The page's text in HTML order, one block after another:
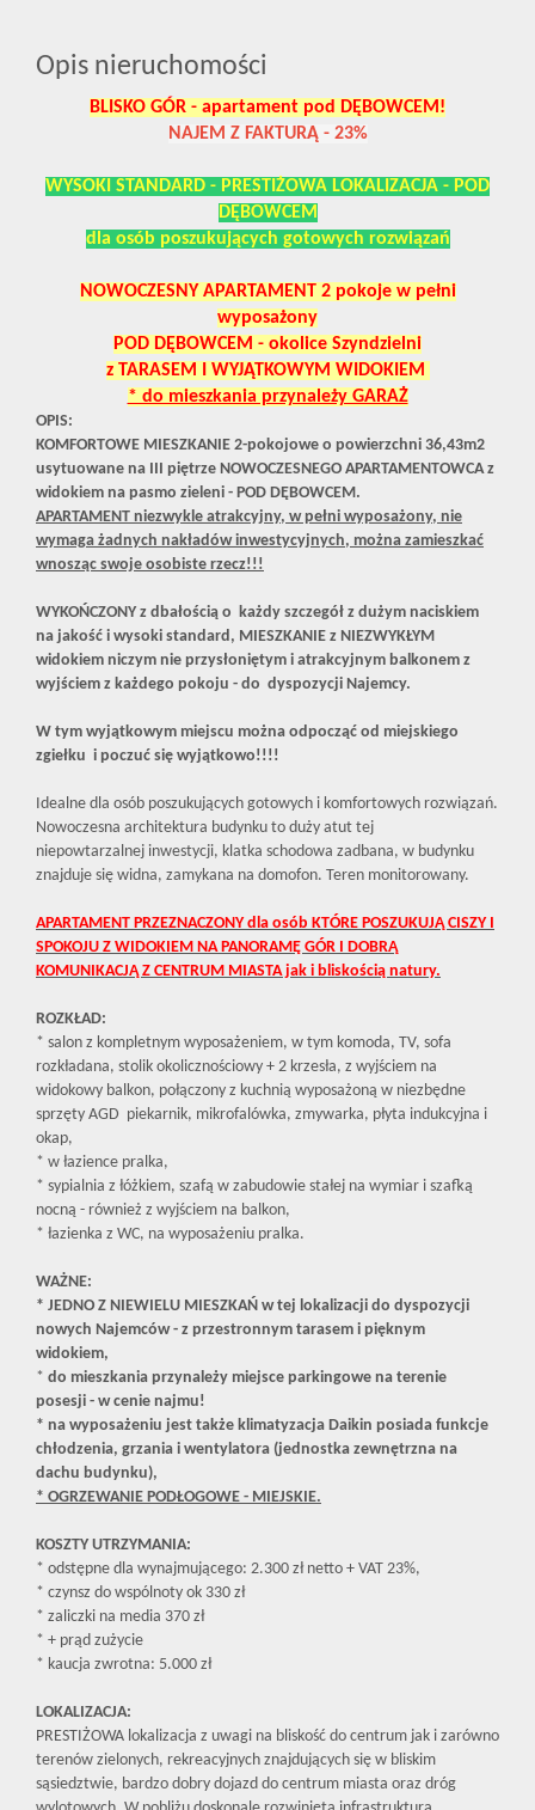
Opis nieruchomości
BLISKO GÓR - apartament pod DĘBOWCEM!
NAJEM Z FAKTURĄ - 23%
WYSOKI STANDARD - PRESTIŻOWA LOKALIZACJA - POD
DĘBOWCEM
dla osób poszukujących gotowych rozwiązań
NOWOCZESNY APARTAMENT 2 pokoje w pełni
wyposażony
POD DĘBOWCEM - okolice Szyndzielni
z TARASEM I WYJĄTKOWYM WIDOKIEM
* do mieszkania przynależy GARAŻ
OPIS:
KOMFORTOWE MIESZKANIE 2-pokojowe o powierzchni 36,43m2
usytuowane na III piętrze NOWOCZESNEGO APARTAMENTOWCA z
widokiem na pasmo zieleni - POD DĘBOWCEM.
APARTAMENT niezwykle atrakcyjny, w pełni wyposażony, nie
wymaga żadnych nakładów inwestycyjnych, można zamieszkać
wnosząc swoje osobiste rzecz!!!
WYKOŃCZONY z dbałością o każdy szczegół z dużym naciskiem
na jakość i wysoki standard, MIESZKANIE z NIEZWYKŁYM
widokiem niczym nie przysłoniętym i atrakcyjnym balkonem z
wyjściem z każdego pokoju - do dyspozycji Najemcy.
W tym wyjątkowym miejscu można odpocząć od miejskiego
zgiełku i poczuć się wyjątkowo!!!!
Idealne dla osób poszukujących gotowych i komfortowych rozwiązań.
Nowoczesna architektura budynku to duży atut tej
niepowtarzalnej inwestycji, klatka schodowa zadbana, w budynku
znajduje się widna, zamykana na domofon. Teren monitorowany.
APARTAMENT PRZEZNACZONY dla osób KTÓRE POSZUKUJĄ CISZY I
SPOKOJU Z WIDOKIEM NA PANORAMĘ GÓR I DOBRĄ
KOMUNIKACJĄ Z CENTRUM MIASTA jak i bliskością natury.
ROZKŁAD:
* salon z kompletnym wyposażeniem, w tym komoda, TV, sofa
rozkładana, stolik okolicznościowy + 2 krzesła, z wyjściem na
widokowy balkon, połączony z kuchnią wyposażoną w niezbędne
sprzęty AGD piekarnik, mikrofalówka, zmywarka, płyta indukcyjna i
okap,
* w łazience pralka,
* sypialnia z łóżkiem, szafą w zabudowie stałej na wymiar i szafką
nocną - również z wyjściem na balkon,
* łazienka z WC, na wyposażeniu pralka.
WAŻNE:
* JEDNO Z NIEWIELU MIESZKAŃ w tej lokalizacji do dyspozycji
nowych Najemców - z przestronnym tarasem i pięknym
widokiem,
* do mieszkania przynależy miejsce parkingowe na terenie
posesji - w cenie najmu!
* na wyposażeniu jest także klimatyzacja Daikin posiada funkcje
chłodzenia, grzania i wentylatora (jednostka zewnętrzna na
dachu budynku),
* OGRZEWANIE PODŁOGOWE - MIEJSKIE.
KOSZTY UTRZYMANIA:
* odstępne dla wynajmującego: 2.300 zł netto + VAT 23%,
* czynsz do wspólnoty ok 330 zł
* zaliczki na media 370 zł
* + prąd zużycie
* kaucja zwrotna: 5.000 zł
LOKALIZACJA:
PRESTIŻOWA lokalizacja z uwagi na bliskość do centrum jak i zarówno
terenów zielonych, rekreacyjnych znajdujących się w bliskim
sąsiedztwie, bardzo dobry dojazd do centrum miasta oraz dróg